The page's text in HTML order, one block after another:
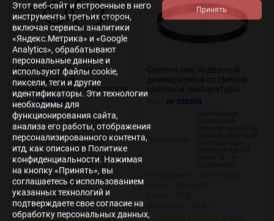
Светильник подвесной
светодиодный
диммируемый, в комплекте
беспроводной пульт ДУ,
длина провода 2м
«Novotech» 359183, серия:
ONDO - -
Арт.: nt-359183
Назначение:
Светильник
подвесной
светодиодный
диммируемый, в
комплекте
беспроводной
пульт ДУ, длина
провода 2м
Напряжение:
220 — 220 В
Бренд:
Novotech
Серия:
ONDO
Мощность:
116 Вт
(беспроводной пульт ДУ в
nt-358959
Этот веб-сайт и встроенные в него
инструменты третьих сторон,
включая сервисы аналитики
«Яндекс.Метрика» и «Google
Analytics», обрабатывают
персональные данные и
используют файлы cookie,
пиксели, теги и другие
идентификаторы. Эти технологии
необходимы для
функционирования сайта,
анализа его работы, отображения
персонализированного контента,
итд, как описано в Политике
конфиденциальности. Нажимая
на кнопку «Принять», вы
соглашаетесь с использованием
указанных технологий и
подтверждаете свое согласие на
обработку персональных данных,